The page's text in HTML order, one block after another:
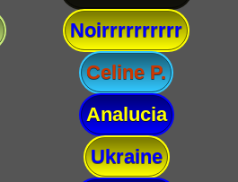
Noirrrrrrrrrr
Celine P.
Analucia
Ukraine